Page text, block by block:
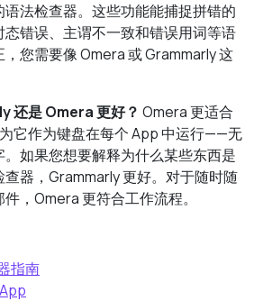
法检查器。这些功能能捕捉拼错的
错误、主谓不一致和错误用词等语
您需要像 Omera 或 Grammarly 这
还是 Omera 更好？ Omera 更适合
它作为键盘在每个 App 中运行——无
如果您想要解释为什么某些东西是
器，Grammarly 更好。对于随时随
，Omera 更符合工作流程。
指南